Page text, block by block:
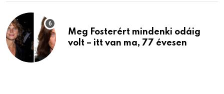
Meg Fosterért mindenki odáig
volt – itt van ma, 77 évesen